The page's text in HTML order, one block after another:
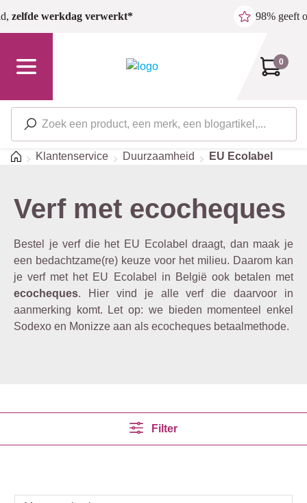
Ga naar de hoofdinhoud
zelfde werkdag verwerkt* 98% geeft
0
HomeKlantenservice Duurzaamheid EU Ecolabel
Verf met ecocheques
Bestel je verf die het EU Ecolabel draagt, dan maak je
een bedachtzame(re) keuze voor het milieu. Daarom kan
je verf met het EU Ecolabel in België ook betalen met
ecocheques. Hier vind je alle verf die daarvoor in
aanmerking komt. Let op: we bieden momenteel enkel
Sodexo en Monizze aan als ecocheques betaalmethode.
Filter